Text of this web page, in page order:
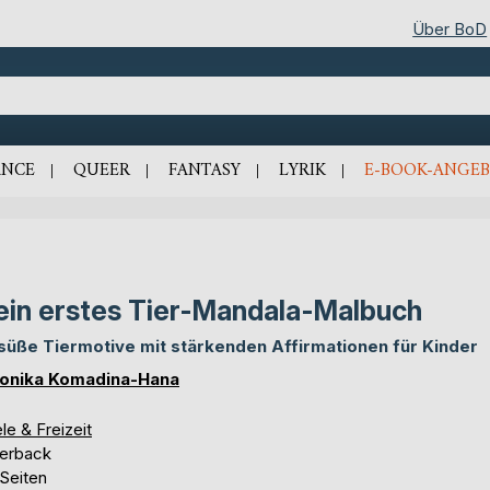
Über BoD
QUEER FANTASY LYRIK E-BOOK-
erstes Tier-Mandala-Malbuch
Tiermotive mit stärkenden Affirmationen für Kinder
Komadina-Hana
& Freizeit